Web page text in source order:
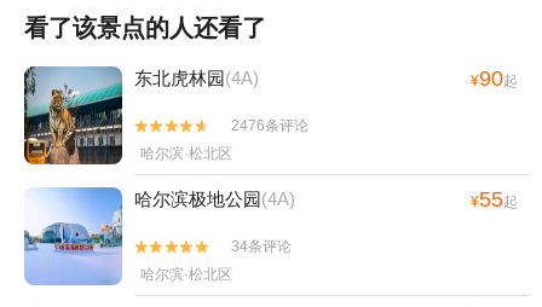
看了该景点的人还看了
东北虎林园(4A) ¥90起


2476条评论
哈尔滨·松北区
哈尔滨极地公园(4A) ¥55起


34条评论
哈尔滨·松北区